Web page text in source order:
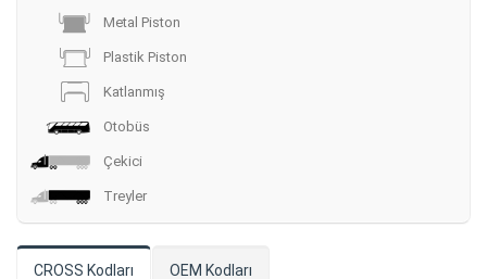
Metal Piston
Plastik Piston
Katlanmış
Otobüs
Çekici
Treyler
CROSS Kodları OEM Kodları